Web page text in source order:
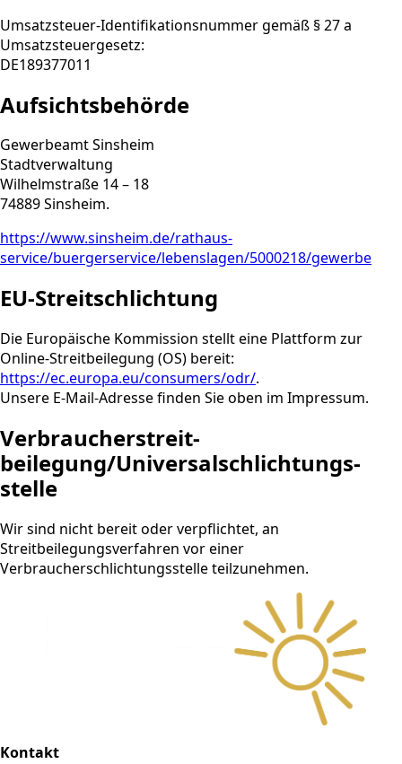
Umsatzsteuer-Identifikationsnummer gemäß § 27 a
Umsatzsteuergesetz:
DE189377011
Aufsichtsbehörde
Gewerbeamt Sinsheim
Stadtverwaltung
Wilhelmstraße 14 – 18
74889 Sinsheim.
https://www.sinsheim.de/rathaus-
service/buergerservice/lebenslagen/5000218/gewerbe
EU-Streitschlichtung
Die Europäische Kommission stellt eine Plattform zur
Online-Streitbeilegung (OS) bereit:
https://ec.europa.eu/consumers/odr/.
Unsere E-Mail-Adresse finden Sie oben im Impressum.
Verbraucher­streit­
beilegung/Universal­schlichtungs­
stelle
Wir sind nicht bereit oder verpflichtet, an
Streitbeilegungsverfahren vor einer
Verbraucherschlichtungsstelle teilzunehmen.
Kontakt